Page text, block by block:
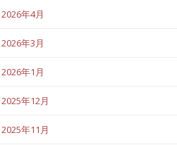
2026年4月
2026年3月
2026年1月
2025年12月
2025年11月